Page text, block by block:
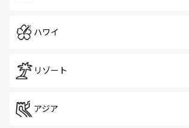
ハワイ
リゾート
アジア